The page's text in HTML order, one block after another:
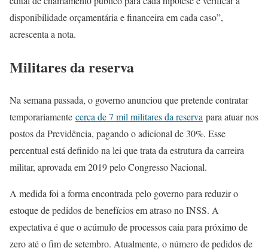
disponibilidade orçamentária e financeira em cada caso”,
acrescenta a nota.
Militares da reserva
Na semana passada, o governo anunciou que pretende contratar
temporariamente cerca de 7 mil militares da reserva para atuar nos
postos da Previdência, pagando o adicional de 30%. Esse
percentual está definido na lei que trata da estrutura da carreira
militar, aprovada em 2019 pelo Congresso Nacional.
A medida foi a forma encontrada pelo governo para reduzir o
estoque de pedidos de benefícios em atraso no INSS. A
expectativa é que o acúmulo de processos caia para próximo de
zero até o fim de setembro. Atualmente, o número de pedidos de